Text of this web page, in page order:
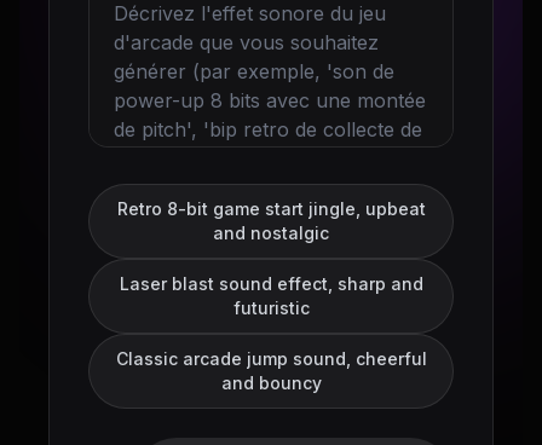
Retro 8-bit game start jingle, upbeat
and nostalgic
Laser blast sound effect, sharp and
futuristic
Classic arcade jump sound, cheerful
and bouncy